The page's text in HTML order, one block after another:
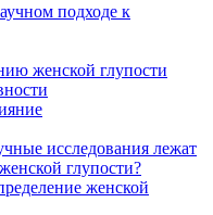
подходе к
женской глупости
исследования лежат
глупости?
женской